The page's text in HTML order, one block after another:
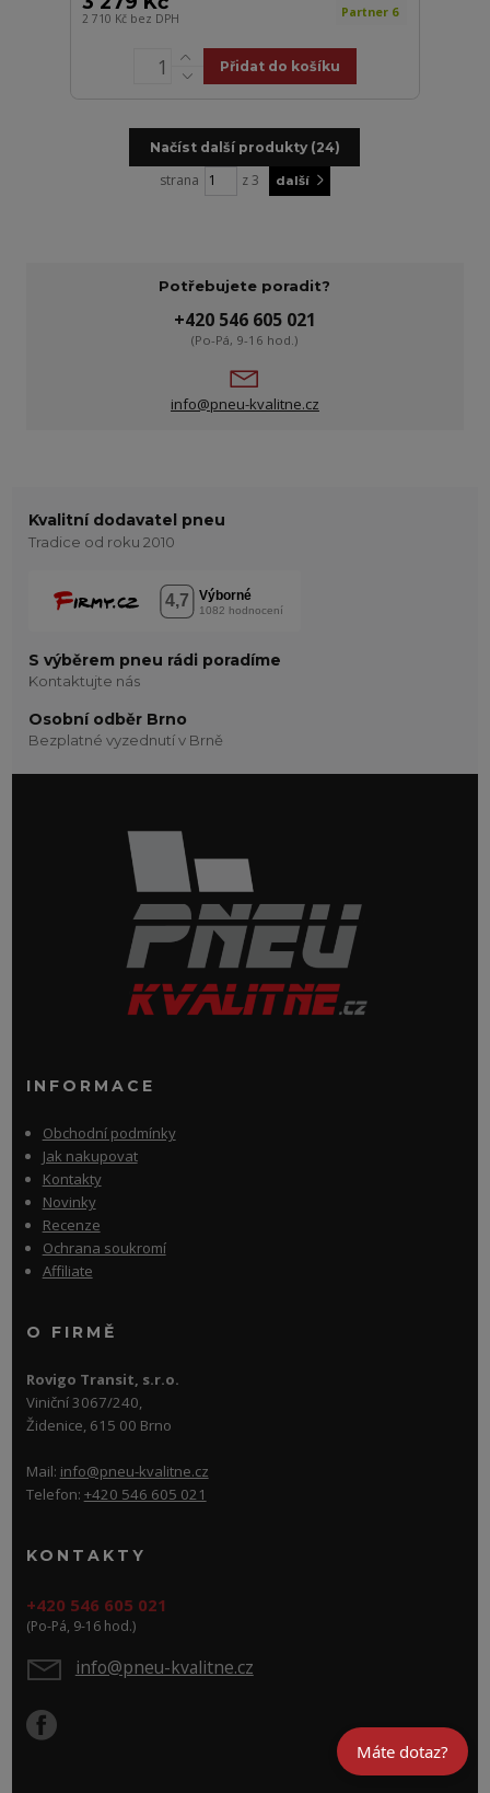
2 710 Kč bez DPH Partner 6
Přidat do košíku
Načíst další produkty (24)
strana z 3 další
Potřebujete poradit?
+420 546 605 021
(Po-Pá, 9-16 hod.)
info@pneu-kvalitne.cz
Kvalitní dodavatel pneu
Tradice od roku 2010
S výběrem pneu rádi poradíme
Kontaktujte nás
Osobní odběr Brno
Bezplatné vyzednutí v Brně
INFORMACE
Obchodní podmínky
Jak nakupovat
Kontakty
Novinky
Recenze
Ochrana soukromí
Affiliate
O FIRMĚ
Rovigo Transit, s.r.o.
Viniční 3067/240,
Židenice, 615 00 Brno
Mail: info@pneu-kvalitne.cz
Telefon: +420 546 605 021
KONTAKTY
+420 546 605 021
(Po-Pá, 9-16 hod.)
info@pneu-kvalitne.cz
Máte dotaz?